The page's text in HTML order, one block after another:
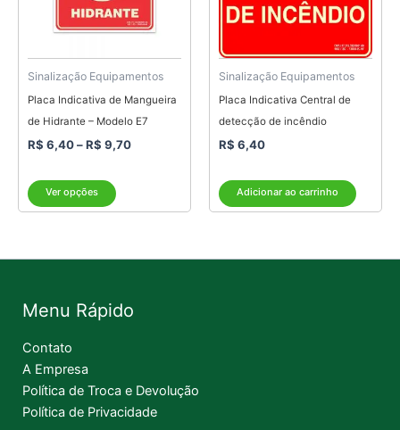
Sinalização Equipamentos
Placa Indicativa de Mangueira
de Hidrante – Modelo E7
R$ 6,40–R$ 9,70
Ver opções
opções
podem
ser
escolhidas
na
página
produto
Sinalização Equipamentos
Placa Indicativa Central de
detecção de incêndio
R$ 6,40
Adicionar ao carrinho
Menu Rápido
Contato
A Empresa
Política de Troca e Devolução
Política de Privacidade